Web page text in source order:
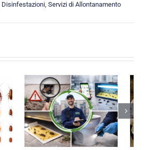
Disinfestazioni, Servizi di Allontanamento